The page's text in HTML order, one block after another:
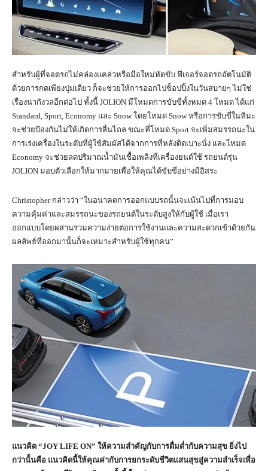
สำหรับผู้ที่จอดรถไม่คล่องแคล่วหรือมือใหม่หัดขับ ฟีเจอร์จอดรถอัตโนมัติ
ด้วยการกดเพียงปุ่มเดียว ก็จะช่วยให้การออกไปช็อปปิ้งในวันสบายๆ ไม่ใช่
เรื่องน่ากังวลอีกต่อไป ทั้งนี้ JOLION มีโหมดการขับขี่ทั้งหมด 4 โหมด ได้แก่
Standard, Sport, Economy และ Snow โดยโหมด Snow หรือการขับขี่ในหิมะ
จะช่วยป้องกันไม่ให้เกิดการลื่นไถล ขณะที่โหมด Sport จะเพิ่มสมรรถนะใน
การเร่งเครื่องในระดับที่ผู้ใช้สัมผัสได้จากการที่หลังติดเบาะนั่ง และโหมด
Economy จะช่วยลดปริมาณน้ำมันเชื้อเพลิงที่เครื่องยนต์ใช้ รถยนต์รุ่น
JOLION มอบตัวเลือกให้มากมายเพื่อให้คุณได้ขับขี่อย่างมีอิสระ
Christopher กล่าวว่า “ในอนาคตการออกแบบรถนั้นจะเน้นไปที่การมอบ
ความคุ้มค่าและสมรรถนะของรถยนต์ในระดับสูงให้กับผู้ใช้ เมื่อเรา
ออกแบบโดยผสานรวมความง่ายต่อการใช้งานและความสะดวกเข้าด้วยกัน
ผลลัพธ์ที่ออกมานั้นก็จะเหมาะสำหรับผู้ใช้ทุกคน”
แนวคิด “JOY LIFE ON” ให้ความสำคัญกับการดื่มด่ำกับความสุข ยิ่งไป
กว่านั้นคือ แนวคิดนี้ให้คุณค่ากับการยกระดับชีวิตแสนสุขสู่ความสำเร็จเพื่อ